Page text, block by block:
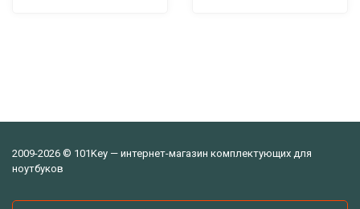
2009-2026 © 101Key — интернет-магазин комплектующих для
ноутбуков